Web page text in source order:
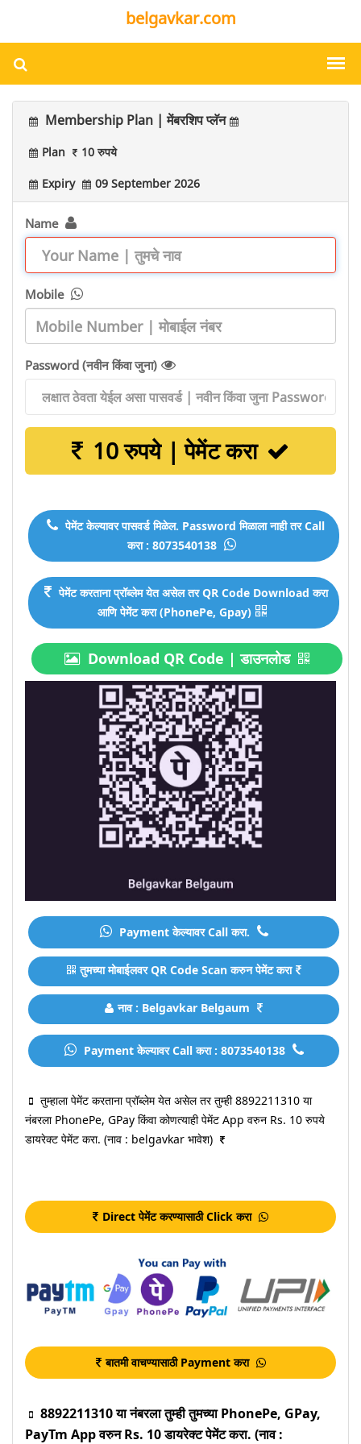
belgavkar.com
Membership Plan | मेंबरशिप प्लॅन
Plan 10 रुपये
Expiry 09 September 2026
Name
Mobile
Password (नवीन किंवा जुना)
10 रुपये | पेमेंट करा
पेमेंट केल्यावर पासवर्ड मिळेल. Password मिळाला नाही तर Call
करा : 8073540138
पेमेंट करताना प्रॉब्लेम येत असेल तर QR Code Download करा
आणि पेमेंट करा (PhonePe, Gpay)
Download QR Code | डाउनलोड
Payment केल्यावर Call करा.
तुमच्या मोबाईलवर QR Code Scan करुन पेमेंट करा
नाव : Belgavkar Belgaum
Payment केल्यावर Call करा : 8073540138
तुम्हाला पेमेंट करताना प्रॉब्लेम येत असेल तर तुम्ही 8892211310 या
नंबरला PhonePe, GPay किंवा कोणत्याही पेमेंट App वरुन Rs. 10 रुपये
डायरेक्ट पेमेंट करा. (नाव : belgavkar भावेश)
Direct पेमेंट करण्यासाठी Click करा
बातमी वाचण्यासाठी Payment करा
8892211310 या नंबरला तुम्ही तुमच्या PhonePe, GPay,
PayTm App वरुन Rs. 10 डायरेक्ट पेमेंट करा. (नाव :